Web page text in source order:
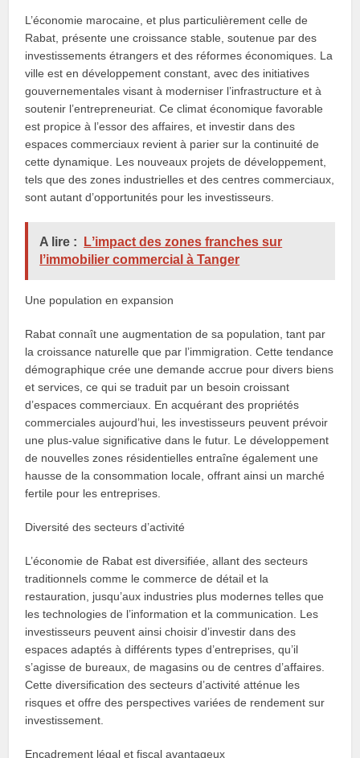
L’économie marocaine, et plus particulièrement celle de
Rabat, présente une croissance stable, soutenue par des
investissements étrangers et des réformes économiques. La
ville est en développement constant, avec des initiatives
gouvernementales visant à moderniser l’infrastructure et à
soutenir l’entrepreneuriat. Ce climat économique favorable
est propice à l’essor des affaires, et investir dans des
espaces commerciaux revient à parier sur la continuité de
cette dynamique. Les nouveaux projets de développement,
tels que des zones industrielles et des centres commerciaux,
sont autant d’opportunités pour les investisseurs.
A lire :
Lʼimpact des zones franches sur
lʼimmobilier commercial à Tanger
Une population en expansion
Rabat connaît une augmentation de sa population, tant par
la croissance naturelle que par l’immigration. Cette tendance
démographique crée une demande accrue pour divers biens
et services, ce qui se traduit par un besoin croissant
d’espaces commerciaux. En acquérant des propriétés
commerciales aujourd’hui, les investisseurs peuvent prévoir
une plus-value significative dans le futur. Le développement
de nouvelles zones résidentielles entraîne également une
hausse de la consommation locale, offrant ainsi un marché
fertile pour les entreprises.
Diversité des secteurs d’activité
L’économie de Rabat est diversifiée, allant des secteurs
traditionnels comme le commerce de détail et la
restauration, jusqu’aux industries plus modernes telles que
les technologies de l’information et la communication. Les
investisseurs peuvent ainsi choisir d’investir dans des
espaces adaptés à différents types d’entreprises, qu’il
s’agisse de bureaux, de magasins ou de centres d’affaires.
Cette diversification des secteurs d’activité atténue les
risques et offre des perspectives variées de rendement sur
investissement.
Encadrement légal et fiscal avantageux